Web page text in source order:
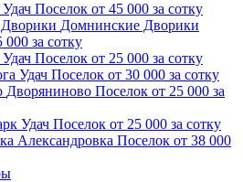
Поселок от 45 000 за сотку
Домнинские Дворики
000 за сотку
Поселок от 25 000 за сотку
Удач Поселок от 30 000 за сотку
Дворяниново Поселок от 25 000 за
Удач Поселок от 25 000 за сотку
Александровка Поселок от 38 000